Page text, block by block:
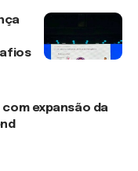
expansão da